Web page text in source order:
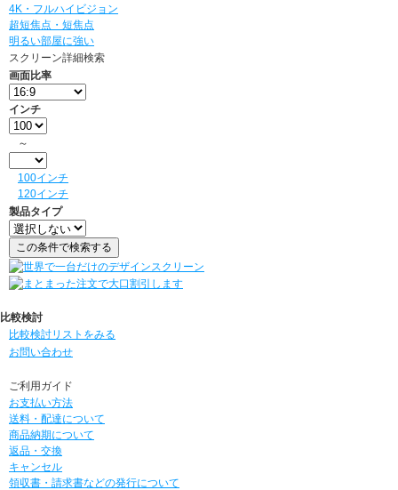
4K・フルハイビジョン
超短焦点・短焦点
明るい部屋に強い
スクリーン詳細検索
画面比率
インチ
～
100インチ
120インチ
製品タイプ
比較検討
比較検討リストをみる
お問い合わせ
ご利用ガイド
お支払い方法
送料・配達について
商品納期について
返品・交換
キャンセル
領収書・請求書などの発行について